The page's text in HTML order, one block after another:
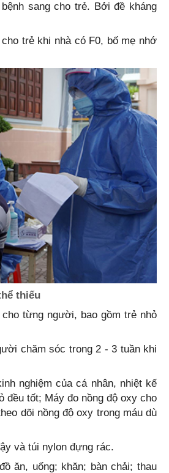
sang cho trẻ. Bởi đề kháng
trẻ khi nhà có F0, bố mẹ nhớ
thiếu
từng người, bao gồm trẻ nhỏ
chăm sóc trong 2 - 3 tuần khi
nghiệm của cá nhân, nhiệt kế
đều tốt; Máy đo nồng độ oxy cho
dõi nồng độ oxy trong máu dù
và túi nylon đựng rác.
ăn, uống; khăn; bàn chải; thau